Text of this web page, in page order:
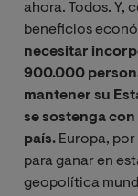
ahora. Todos. Y,
beneficios
necesitar
900.000
mantener su
se sostenga
país. Europa,
para ganar en
geopolítica